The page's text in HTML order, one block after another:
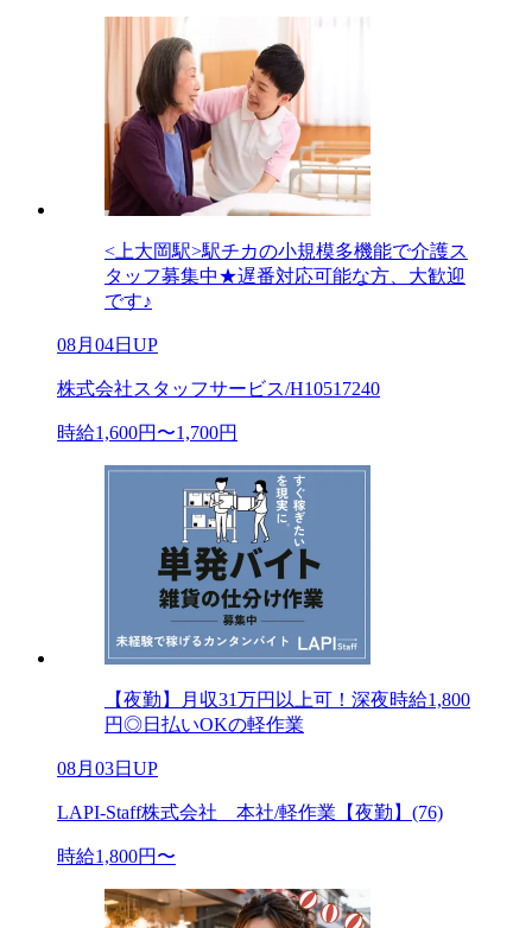
<上大岡駅>駅チカの小規模多機能で介護ス
タッフ募集中★遅番対応可能な方、大歓迎
です♪
08月04日UP
株式会社スタッフサービス/H10517240
時給1,600円〜1,700円
【夜勤】月収31万円以上可！深夜時給1,800
円◎日払いOKの軽作業
08月03日UP
LAPI-Staff株式会社 本社/軽作業【夜勤】(76)
時給1,800円〜